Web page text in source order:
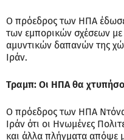
Ο πρόεδρος των ΗΠΑ
των εμπορικών σχέσεων
αμυντικών δαπανών της
Ιράν.
Τραμπ: Οι ΗΠΑ θα
Ο πρόεδρος των ΗΠΑ
Ιράν ότι οι Ηνωμένες
και άλλα πλήγματα απόψε